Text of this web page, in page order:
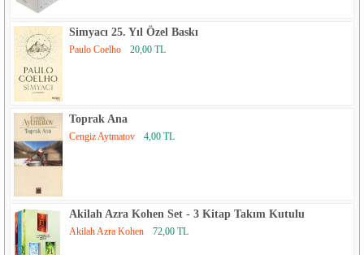
Simyacı 25. Yıl Özel Baskı
Paulo Coelho 20,00 TL
Toprak Ana
Cengiz Aytmatov 4,00 TL
Akilah Azra Kohen Set - 3 Kitap Takım Kutulu
Akilah Azra Kohen 72,00 TL